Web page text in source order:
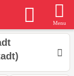
Menu